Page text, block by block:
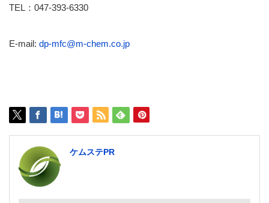
TEL：047-393-6330
E-mail: dp-mfc@m-chem.co.jp
ケムステPR